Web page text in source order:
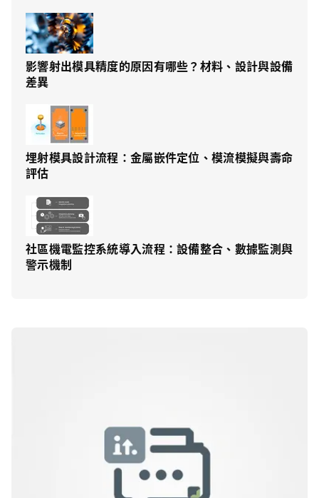
影響射出模具精度的原因有哪些？材料、設計與設備
差異
埋射模具設計流程：金屬嵌件定位、模流模擬與壽命
評估
社區機電監控系統導入流程：設備整合、數據監測與
警示機制